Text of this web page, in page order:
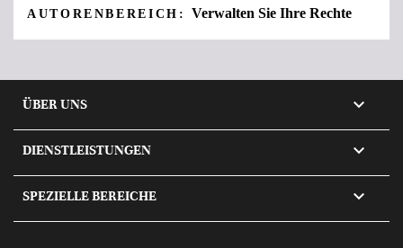
AUTORENBEREICH: Verwalten Sie Ihre Rechte
ÜBER UNS 
DIENSTLEISTUNGEN 
SPEZIELLE BEREICHE 